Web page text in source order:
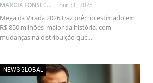
MARCIA FONSECA - FINANCIAL CONSULTANT out 31, 2025
Mega da Virada 2026 traz prêmio estimado em
R$ 850 milhões, maior da história, com
mudanças na distribuição que…
NEWS GLOBAL